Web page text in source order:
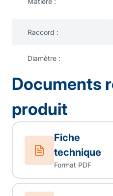
Raccord :
Diamètre :
Documents
produit
Fiche
technique
Format PDF